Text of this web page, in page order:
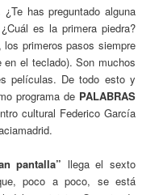
¿Te has preguntado alguna
es la primera piedra?
primeros pasos siempre
el teclado). Son muchos
películas. De todo esto y
programa de PALABRAS
cultural Federico García
pantalla” llega el sexto
poco a poco, se está